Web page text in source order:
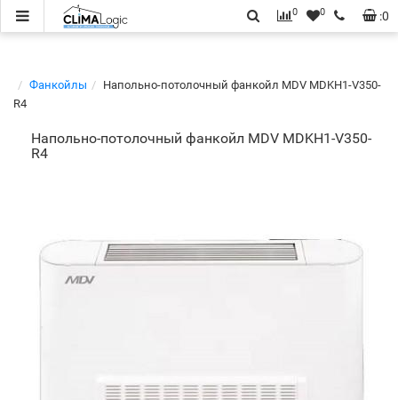
:0
0 0
Фанкойлы
Напольно-потолочный фанкойл MDV MDKH1-V350-
R4
Напольно-потолочный фанкойл MDV MDKH1-V350-
R4